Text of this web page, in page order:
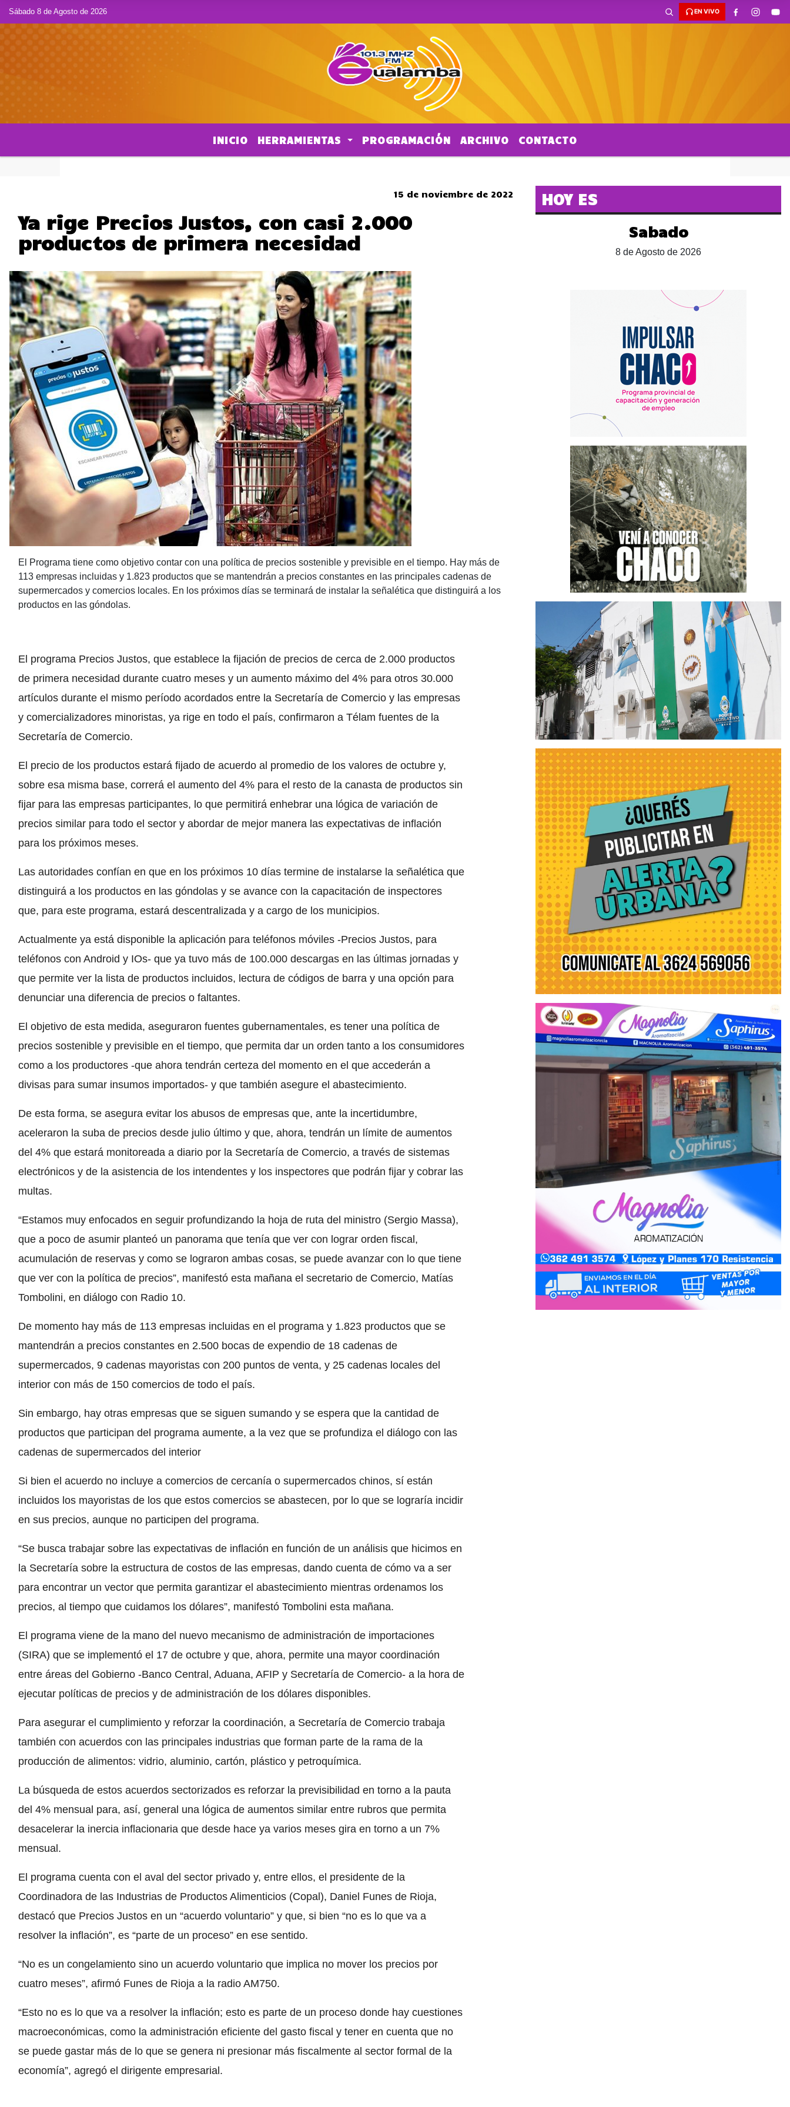
Sábado 8 de Agosto de 2026 EN VIVO
INICIO HERRAMIENTAS PROGRAMACIÓN ARCHIVO CONTACTO
15 de noviembre de 2022
Ya rige Precios Justos, con casi 2.000
productos de primera necesidad
El Programa tiene como objetivo contar con una política de precios sostenible y previsible en el tiempo. Hay más de
113 empresas incluidas y 1.823 productos que se mantendrán a precios constantes en las principales cadenas de
supermercados y comercios locales. En los próximos días se terminará de instalar la señalética que distinguirá a los
productos en las góndolas.
El programa Precios Justos, que establece la fijación de precios de cerca de 2.000 productos
de primera necesidad durante cuatro meses y un aumento máximo del 4% para otros 30.000
artículos durante el mismo período acordados entre la Secretaría de Comercio y las empresas
y comercializadores minoristas, ya rige en todo el país, confirmaron a Télam fuentes de la
Secretaría de Comercio.
El precio de los productos estará fijado de acuerdo al promedio de los valores de octubre y,
sobre esa misma base, correrá el aumento del 4% para el resto de la canasta de productos sin
fijar para las empresas participantes, lo que permitirá enhebrar una lógica de variación de
precios similar para todo el sector y abordar de mejor manera las expectativas de inflación
para los próximos meses.
Las autoridades confían en que en los próximos 10 días termine de instalarse la señalética que
distinguirá a los productos en las góndolas y se avance con la capacitación de inspectores
que, para este programa, estará descentralizada y a cargo de los municipios.
Actualmente ya está disponible la aplicación para teléfonos móviles -Precios Justos, para
teléfonos con Android y IOs- que ya tuvo más de 100.000 descargas en las últimas jornadas y
que permite ver la lista de productos incluidos, lectura de códigos de barra y una opción para
denunciar una diferencia de precios o faltantes.
El objetivo de esta medida, aseguraron fuentes gubernamentales, es tener una política de
precios sostenible y previsible en el tiempo, que permita dar un orden tanto a los consumidores
como a los productores -que ahora tendrán certeza del momento en el que accederán a
divisas para sumar insumos importados- y que también asegure el abastecimiento.
De esta forma, se asegura evitar los abusos de empresas que, ante la incertidumbre,
aceleraron la suba de precios desde julio último y que, ahora, tendrán un límite de aumentos
del 4% que estará monitoreada a diario por la Secretaría de Comercio, a través de sistemas
electrónicos y de la asistencia de los intendentes y los inspectores que podrán fijar y cobrar las
multas.
“Estamos muy enfocados en seguir profundizando la hoja de ruta del ministro (Sergio Massa),
que a poco de asumir planteó un panorama que tenía que ver con lograr orden fiscal,
acumulación de reservas y como se lograron ambas cosas, se puede avanzar con lo que tiene
que ver con la política de precios”, manifestó esta mañana el secretario de Comercio, Matías
Tombolini, en diálogo con Radio 10.
De momento hay más de 113 empresas incluidas en el programa y 1.823 productos que se
mantendrán a precios constantes en 2.500 bocas de expendio de 18 cadenas de
supermercados, 9 cadenas mayoristas con 200 puntos de venta, y 25 cadenas locales del
interior con más de 150 comercios de todo el país.
Sin embargo, hay otras empresas que se siguen sumando y se espera que la cantidad de
productos que participan del programa aumente, a la vez que se profundiza el diálogo con las
cadenas de supermercados del interior
Si bien el acuerdo no incluye a comercios de cercanía o supermercados chinos, sí están
incluidos los mayoristas de los que estos comercios se abastecen, por lo que se lograría incidir
en sus precios, aunque no participen del programa.
“Se busca trabajar sobre las expectativas de inflación en función de un análisis que hicimos en
la Secretaría sobre la estructura de costos de las empresas, dando cuenta de cómo va a ser
para encontrar un vector que permita garantizar el abastecimiento mientras ordenamos los
precios, al tiempo que cuidamos los dólares”, manifestó Tombolini esta mañana.
El programa viene de la mano del nuevo mecanismo de administración de importaciones
(SIRA) que se implementó el 17 de octubre y que, ahora, permite una mayor coordinación
entre áreas del Gobierno -Banco Central, Aduana, AFIP y Secretaría de Comercio- a la hora de
ejecutar políticas de precios y de administración de los dólares disponibles.
Para asegurar el cumplimiento y reforzar la coordinación, a Secretaría de Comercio trabaja
también con acuerdos con las principales industrias que forman parte de la rama de la
producción de alimentos: vidrio, aluminio, cartón, plástico y petroquímica.
La búsqueda de estos acuerdos sectorizados es reforzar la previsibilidad en torno a la pauta
del 4% mensual para, así, general una lógica de aumentos similar entre rubros que permita
desacelerar la inercia inflacionaria que desde hace ya varios meses gira en torno a un 7%
mensual.
El programa cuenta con el aval del sector privado y, entre ellos, el presidente de la
Coordinadora de las Industrias de Productos Alimenticios (Copal), Daniel Funes de Rioja,
destacó que Precios Justos en un “acuerdo voluntario” y que, si bien “no es lo que va a
resolver la inflación”, es “parte de un proceso” en ese sentido.
“No es un congelamiento sino un acuerdo voluntario que implica no mover los precios por
cuatro meses”, afirmó Funes de Rioja a la radio AM750.
“Esto no es lo que va a resolver la inflación; esto es parte de un proceso donde hay cuestiones
macroeconómicas, como la administración eficiente del gasto fiscal y tener en cuenta que no
se puede gastar más de lo que se genera ni presionar más fiscalmente al sector formal de la
economía”, agregó el dirigente empresarial.
HOY ES
Sabado
8 de Agosto de 2026